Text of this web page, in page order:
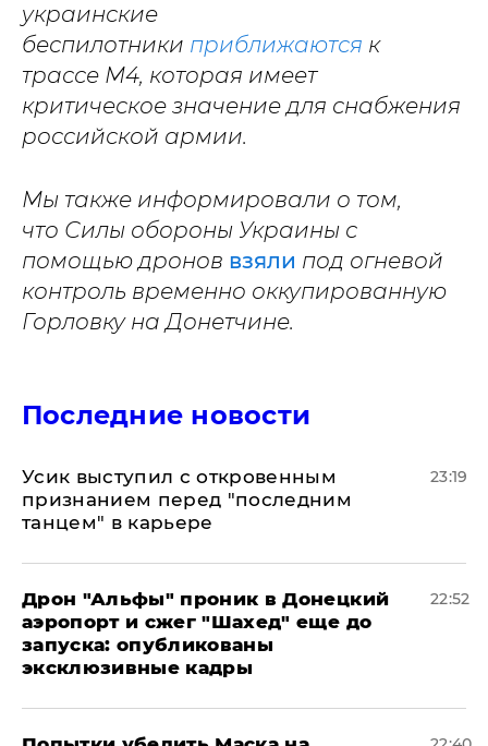
украинские
беспилотники приближаются к
трассе М4, которая имеет
критическое значение для снабжения
российской армии.
Мы также информировали о том,
что Силы обороны Украины с
помощью дронов взяли под огневой
контроль временно оккупированную
Горловку на Донетчине.
Последние новости
Усик выступил с откровенным
признанием перед "последним
танцем" в карьере
23:19
Дрон "Альфы" проник в Донецкий
аэропорт и сжег "Шахед" еще до
запуска: опубликованы
эксклюзивные кадры
22:52